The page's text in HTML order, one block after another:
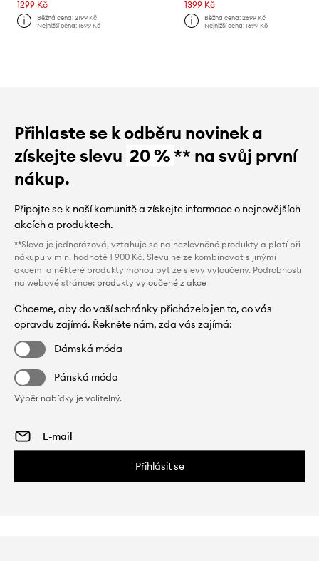
1299 Kč
Běžná cena:2199 Kč
Nejnižší cena:1599 Kč
1399 Kč
Běžná cena: 2699 Kč
Nejnižší cena: 1699 Kč
Přihlaste se k odběru novinek a
získejte slevu 20 %** na svůj první
nákup.
Připojte se k naší komunitě a získejte informace o nejnovějších
akcích a produktech.
**Sleva je jednorázová, vztahuje se na nezlevněné produkty a platí při
nákupu v min. hodnotě 1 900 Kč. Slevu nelze kombinovat s jinými
akcemi a některé produkty mohou být ze slevy vyloučeny. Podrobnosti
na webové stránce: produkty vyloučené z akce
Chceme, aby do vaší schránky přicházelo jen to, co vás
opravdu zajímá. Řekněte nám, zda vás zajímá:
Dámská móda
Pánská móda
Výběr nabídky je volitelný.
Přihlásit se